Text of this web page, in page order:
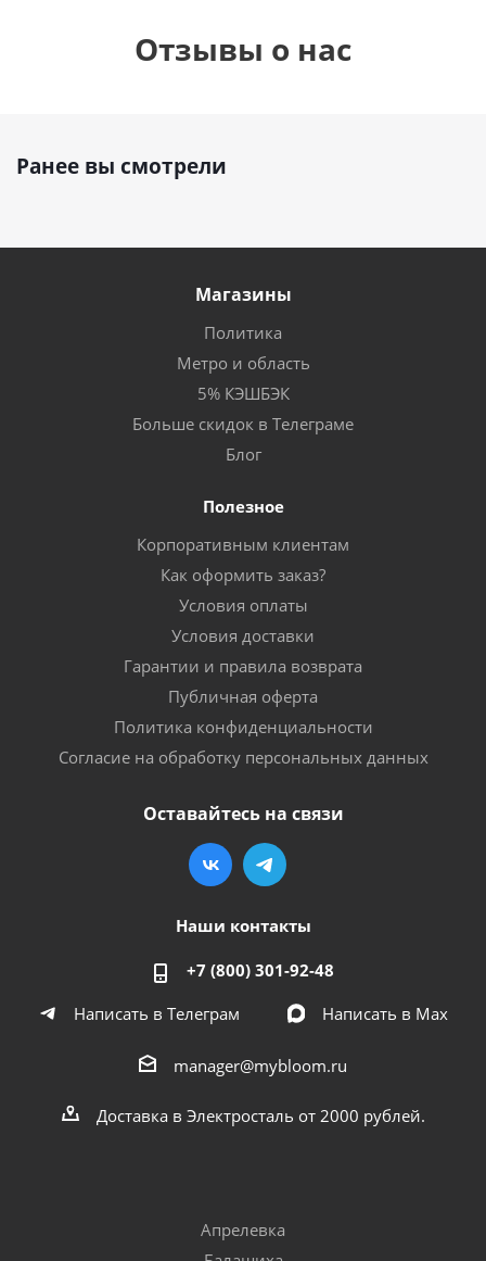
Отзывы о нас
Ранее вы смотрели
Магазины
Политика
Метро и область
5% КЭШБЭК
Больше скидок в Телеграме
Блог
Полезное
Корпоративным клиентам
Как оформить заказ?
Условия оплаты
Условия доставки
Гарантии и правила возврата
Публичная оферта
Политика конфиденциальности
Согласие на обработку персональных данных
Оставайтесь на связи
Наши контакты
+7 (800) 301-92-48
Написать в Телеграм
Написать в Мах
manager@mybloom.ru
Доставка в Электросталь от 2000 рублей.
Апрелевка